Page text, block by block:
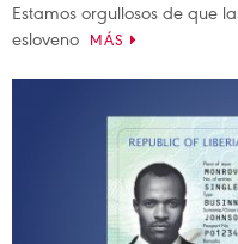
Estamos orgullosos de que
esloveno
MÁS